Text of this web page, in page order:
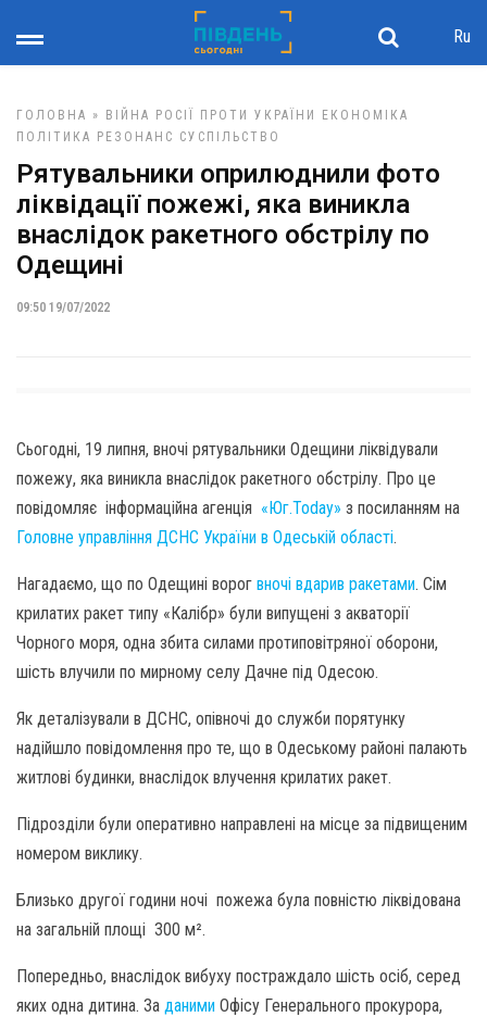
Ru
ГОЛОВНА » ВІЙНА РОСІЇ ПРОТИ УКРАЇНИ
ЕКОНОМІКА
ПОЛІТИКА
РЕЗОНАНС СУСПІЛЬСТВО
Рятувальники оприлюднили фото
ліквідації пожежі, яка виникла
внаслідок ракетного обстрілу по
Одещині
09:50 19/07/2022
Сьогодні, 19 липня, вночі рятувальники Одещини ліквідували
пожежу, яка виникла внаслідок ракетного обстрілу. Про це
повідомляє інформаційна агенція «Юг.Today» з посиланням на
Головне управління ДСНС України в Одеській області.
Нагадаємо, що по Одещині ворог вночі вдарив ракетами. Сім
крилатих ракет типу «Калібр» були випущені з акваторії
Чорного моря, одна збита силами протиповітряної оборони,
шість влучили по мирному селу Дачне під Одесою.
Як деталізували в ДСНС, опівночі до служби порятунку
надійшло повідомлення про те, що в Одеському районі палають
житлові будинки, внаслідок влучення крилатих ракет.
Підрозділи були оперативно направлені на місце за підвищеним
номером виклику.
Близько другої години ночі пожежа була повністю ліквідована
на загальній площі 300 м².
Попередньо, внаслідок вибуху постраждало шість осіб, серед
яких одна дитина. За даними Офісу Генерального прокурора,